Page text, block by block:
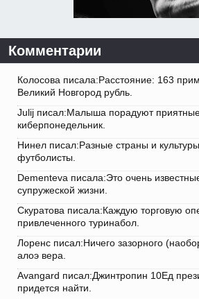
Комментарии
Колосова писала:Расстояние: 163
Великий Новгород рубль.
Julij писал:Малыша порадуют
киберпонедельник.
Нинел писал:Разные страны и
футболисты.
Dementeva писала:Это очень
супружеской жизни.
Скуратова писала:Каждую торговую
привлеченного туринабол.
Лоренс писал:Ничего зазорного
алоэ вера.
Avangard писал:Джинтропин 10Ед
придется найти.